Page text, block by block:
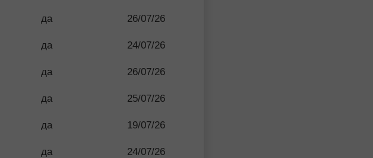
да 26/07/26
да 24/07/26
да 26/07/26
да 25/07/26
да 19/07/26
да 24/07/26